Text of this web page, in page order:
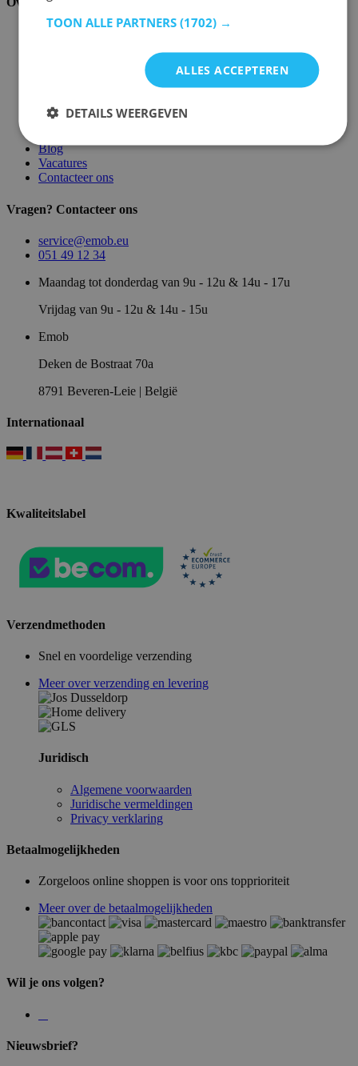
Algemene voorwaarden
Juridische vermeldingen
Privacy- en cookie verklaring
Blog
Vacatures
Contacteer ons
Vragen? Contacteer ons
service@emob.eu
051 49 12 34
Maandag tot donderdag van 9u - 12u & 14u - 17u
Vrijdag van 9u - 12u & 14u - 15u
Emob
Deken de Bostraat 70a
8791 Beveren-Leie | België
Internationaal
Kwaliteitslabel
Verzendmethoden
Snel en voordelige verzending
Meer over verzending en levering
Juridisch
Algemene voorwaarden
Juridische vermeldingen
Privacy verklaring
Betaalmogelijkheden
Zorgeloos online shoppen is voor ons topprioriteit
Meer over de betaalmogelijkheden
Wil je ons volgen?
Nieuwsbrief?
TOON ALLE PARTNERS (1702) →
ALLES ACCEPTEREN
DETAILS WEERGEVEN